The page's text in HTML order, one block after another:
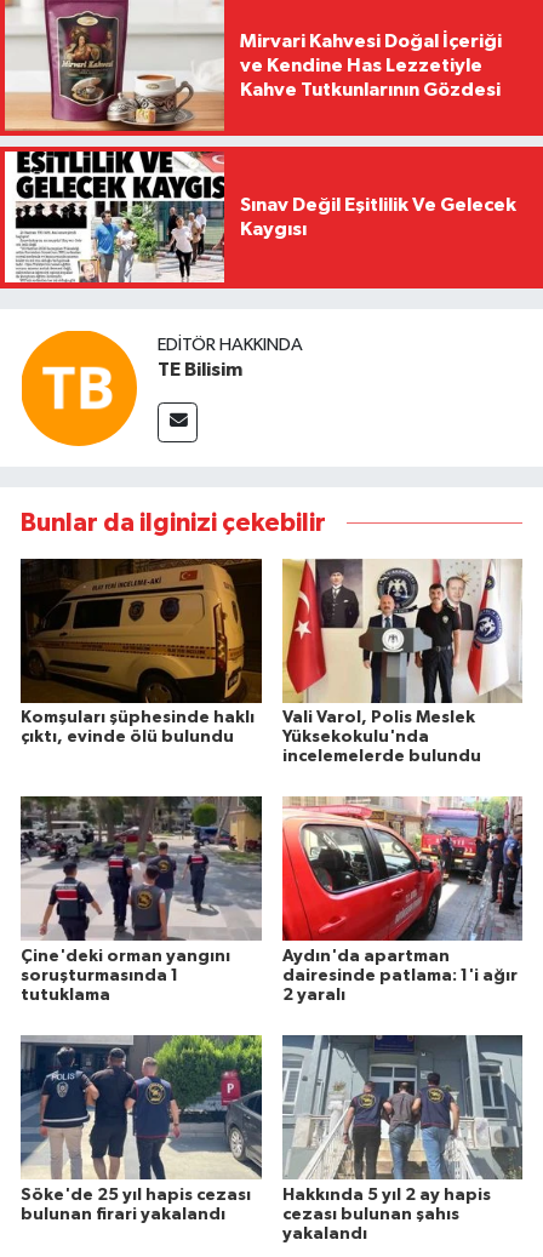
Mirvari Kahvesi Doğal İçeriği
ve Kendine Has Lezzetiyle
Kahve Tutkunlarının Gözdesi
Sınav Değil Eşitlilik Ve Gelecek
Kaygısı
EDITÖR HAKKINDA
TE Bilisim
Bunlar da ilginizi çekebilir
Komşuları şüphesinde haklı
çıktı, evinde ölü bulundu
Vali Varol, Polis Meslek
Yüksekokulu'nda
incelemelerde bulundu
Çine'deki orman yangını
soruşturmasında 1
tutuklama
Aydın'da apartman
dairesinde patlama: 1'i ağır
2 yaralı
Söke'de 25 yıl hapis cezası
bulunan firari yakalandı
Hakkında 5 yıl 2 ay hapis
cezası bulunan şahıs
yakalandı